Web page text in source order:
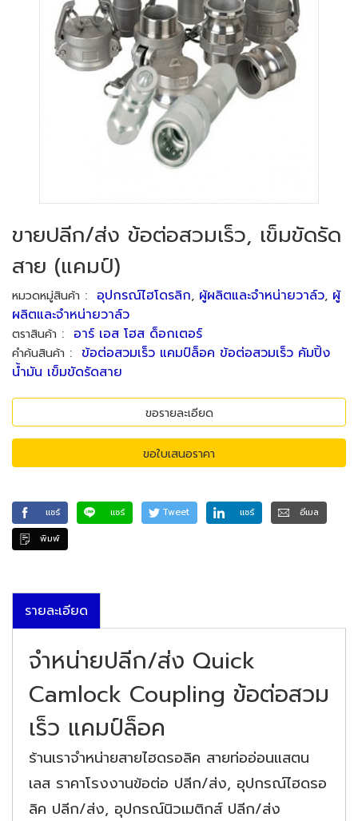
ขายปลีก/ส่ง ข้อต่อสวมเร็ว, เข็มขัดรัด
สาย (แคมป์)
หมวดหมู่สินค้า : อุปกรณ์ไฮโดรลิก, ผู้ผลิตและจำหน่ายวาล์ว, ผู้
ผลิตและจำหน่ายวาล์ว
ตราสินค้า : อาร์ เอส โฮส ด็อกเตอร์
คำค้นสินค้า : ข้อต่อสวมเร็ว แคมป์ล็อค ข้อต่อสวมเร็ว คัมปิ้ง
น้ำมัน เข็มขัดรัดสาย
ขอรายละเอียด
ขอใบเสนอราคา
แชร์ แชร์ Tweet แชร์
อีเมล
พิมพ์
รายละเอียด
จำหน่ายปลีก/ส่ง Quick
Camlock Coupling ข้อต่อสวม
เร็ว แคมป์ล็อค
ร้านเราจำหน่ายสายไฮดรอลิค สายท่ออ่อนแสตน
เลส ราคาโรงงานข้อต่อ ปลีก/ส่ง, อุปกรณ์ไฮดรอ
ลิค ปลีก/ส่ง, อุปกรณ์นิวเมติกส์ ปลีก/ส่ง